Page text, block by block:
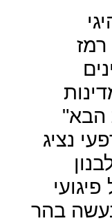
הבא"
נציג
בהר